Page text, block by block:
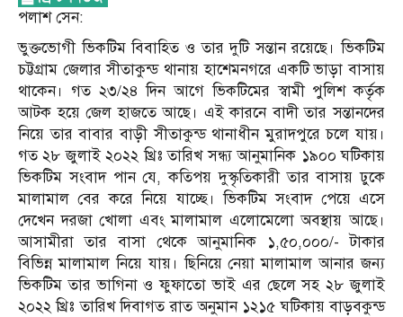
পলাশ সেন:
ভুক্তভোগী ভিকটিম বিবাহিত ও তার দুটি সন্তান রয়েছে। ভিকটিম
চট্টগ্রাম জেলার সীতাকুন্ড থানায় হাশেমনগরে একটি ভাড়া বাসায়
থাকেন। গত ২৩/২৪ দিন আগে ভিকটিমের স্বামী পুলিশ কর্তৃক
আটক হয়ে জেল হাজতে আছে। এই কারনে বাদী তার সন্তানদের
নিয়ে তার বাবার বাড়ী সীতাকুন্ড থানাধীন মুরাদপুরে চলে যায়।
গত ২৮ জুলাই ২০২২ খ্রিঃ তারিখ সন্ধ্য আনুমানিক ১৯০০ ঘটিকায়
ভিকটিম সংবাদ পান যে, কতিপয় দুস্কৃতিকারী তার বাসায় ঢুকে
মালামাল বের করে নিয়ে যাচ্ছে। ভিকটিম সংবাদ পেয়ে এসে
দেখেন দরজা খোলা এবং মালামাল এলোমেলো অবস্থায় আছে।
আসামীরা তার বাসা থেকে আনুমানিক ১,৫০,০০০/- টাকার
বিভিন্ন মালামাল নিয়ে যায়। ছিনিয়ে নেয়া মালামাল আনার জন্য
ভিকটিম তার ভাগিনা ও ফুফাতো ভাই এর ছেলে সহ ২৮ জুলাই
২০২২ খ্রিঃ তারিখ দিবাগত রাত অনুমান ১২১৫ ঘটিকায় বাড়বকুন্ড